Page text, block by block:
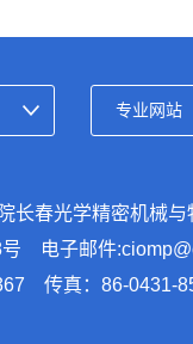
长春光学精密机械与
电子邮件
传真：86-0431-